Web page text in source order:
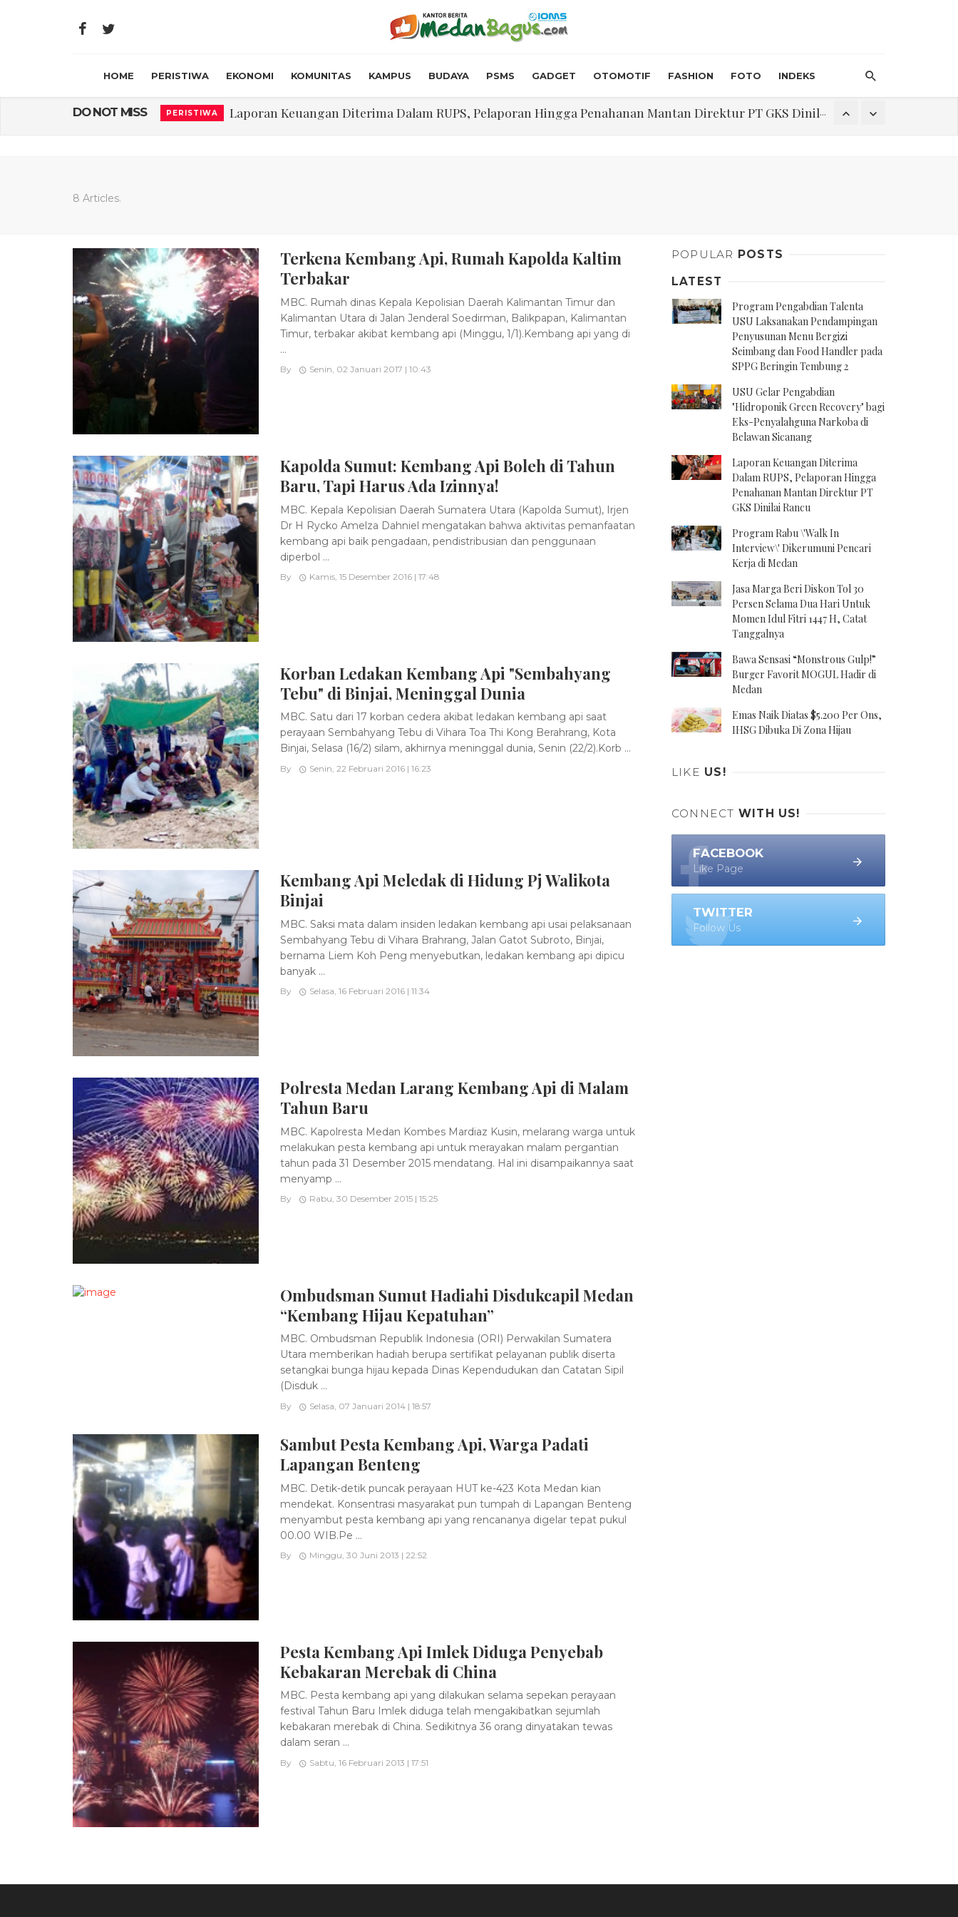
HOME PERISTIWA EKONOMI KOMUNITAS KAMPUS BUDAYA PSMS GADGET OTOMOTIF FASHION FOTO INDEKS
DO NOT MISS PERISTIWA Laporan Keuangan Diterima Dalam RUPS, Pelaporan Hingga Penahanan Mantan Direktur PT GKS Dinilai Rancu
PERISTIWA USU Gelar Pengabdian "Hidroponik Green Recovery" bagi Eks-Penyalahguna Narkoba di Belawan Sicanang
8 Articles.
Terkena Kembang Api, Rumah Kapolda Kaltim
Terbakar
MBC. Rumah dinas Kepala Kepolisian Daerah Kalimantan Timur dan
Kalimantan Utara di Jalan Jenderal Soedirman, Balikpapan, Kalimantan
Timur, terbakar akibat kembang api (Minggu, 1/1).Kembang api yang di
...
By Senin, 02 Januari 2017 | 10:43
Kapolda Sumut: Kembang Api Boleh di Tahun
Baru, Tapi Harus Ada Izinnya!
MBC. Kepala Kepolisian Daerah Sumatera Utara (Kapolda Sumut), Irjen
Dr H Rycko Amelza Dahniel mengatakan bahwa aktivitas pemanfaatan
kembang api baik pengadaan, pendistribusian dan penggunaan
diperbol ...
By Kamis, 15 Desember 2016 | 17:48
Korban Ledakan Kembang Api "Sembahyang
Tebu" di Binjai, Meninggal Dunia
MBC. Satu dari 17 korban cedera akibat ledakan kembang api saat
perayaan Sembahyang Tebu di Vihara Toa Thi Kong Berahrang, Kota
Binjai, Selasa (16/2) silam, akhirnya meninggal dunia, Senin (22/2).Korb ...
By Senin, 22 Februari 2016 | 16:23
Kembang Api Meledak di Hidung Pj Walikota
Binjai
MBC. Saksi mata dalam insiden ledakan kembang api usai pelaksanaan
Sembahyang Tebu di Vihara Brahrang, Jalan Gatot Subroto, Binjai,
bernama Liem Koh Peng menyebutkan, ledakan kembang api dipicu
banyak ...
By Selasa, 16 Februari 2016 | 11:34
Polresta Medan Larang Kembang Api di Malam
Tahun Baru
MBC. Kapolresta Medan Kombes Mardiaz Kusin, melarang warga untuk
melakukan pesta kembang api untuk merayakan malam pergantian
tahun pada 31 Desember 2015 mendatang. Hal ini disampaikannya saat
menyamp ...
By Rabu, 30 Desember 2015 | 15:25
Ombudsman Sumut Hadiahi Disdukcapil Medan
“Kembang Hijau Kepatuhan”
MBC. Ombudsman Republik Indonesia (ORI) Perwakilan Sumatera
Utara memberikan hadiah berupa sertifikat pelayanan publik diserta
setangkai bunga hijau kepada Dinas Kependudukan dan Catatan Sipil
(Disduk ...
By Selasa, 07 Januari 2014 | 18:57
Sambut Pesta Kembang Api, Warga Padati
Lapangan Benteng
MBC. Detik-detik puncak perayaan HUT ke-423 Kota Medan kian
mendekat. Konsentrasi masyarakat pun tumpah di Lapangan Benteng
menyambut pesta kembang api yang rencananya digelar tepat pukul
00.00 WIB.Pe ...
By Minggu, 30 Juni 2013 | 22:52
Pesta Kembang Api Imlek Diduga Penyebab
Kebakaran Merebak di China
MBC. Pesta kembang api yang dilakukan selama sepekan perayaan
festival Tahun Baru Imlek diduga telah mengakibatkan sejumlah
kebakaran merebak di China. Sedikitnya 36 orang dinyatakan tewas
dalam seran ...
By Sabtu, 16 Februari 2013 | 17:51
POPULAR POSTS
LATEST
Program Pengabdian Talenta
USU Laksanakan Pendampingan
Penyusunan Menu Bergizi
Seimbang dan Food Handler pada
SPPG Beringin Tembung 2
USU Gelar Pengabdian
"Hidroponik Green Recovery" bagi
Eks-Penyalahguna Narkoba di
Belawan Sicanang
Laporan Keuangan Diterima
Dalam RUPS, Pelaporan Hingga
Penahanan Mantan Direktur PT
GKS Dinilai Rancu
Program Rabu \'Walk In
Interview\' Dikerumuni Pencari
Kerja di Medan
Jasa Marga Beri Diskon Tol 30
Persen Selama Dua Hari Untuk
Momen Idul Fitri 1447 H, Catat
Tanggalnya
Bawa Sensasi “Monstrous Gulp!”
Burger Favorit MOGUL Hadir di
Medan
Emas Naik Diatas $5.200 Per Ons,
IHSG Dibuka Di Zona Hijau
LIKE US!
CONNECT WITH US!
FACEBOOK
Like Page
TWITTER
Follow Us